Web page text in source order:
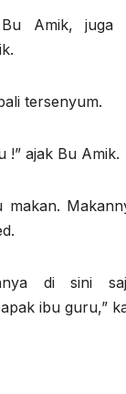
Amik, juga
tersenyum.
!” ajak Bu Amik.
di sini
ibu guru,”